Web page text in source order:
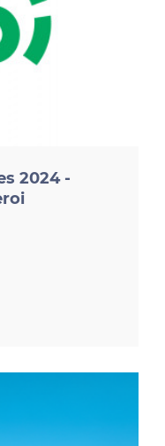
2024 -
en porte-à-